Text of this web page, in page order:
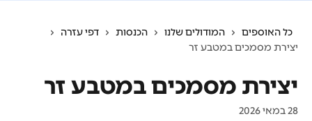
כל האוספים המודולים שלנו הכנסות
דפי עזרה
יצירת מסמכים במטבע זר
יצירת מסמכים במטבע זר
28 במאי 2026